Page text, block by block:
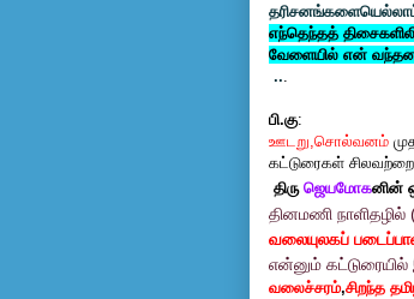
தரிசனங்களையெல்லாம்
எந்தெந்தத்
வேளையில் என்
...
பி.கு:
ஊடறு,சொல்வனம்
கட்டுரைகள் சிலவற்றை
திரு ஜெயமோகனின்
தினமணி
வலையுலகப்
என்னும் கட்டுரையில்
வலைச்சரம்,சிறந்த